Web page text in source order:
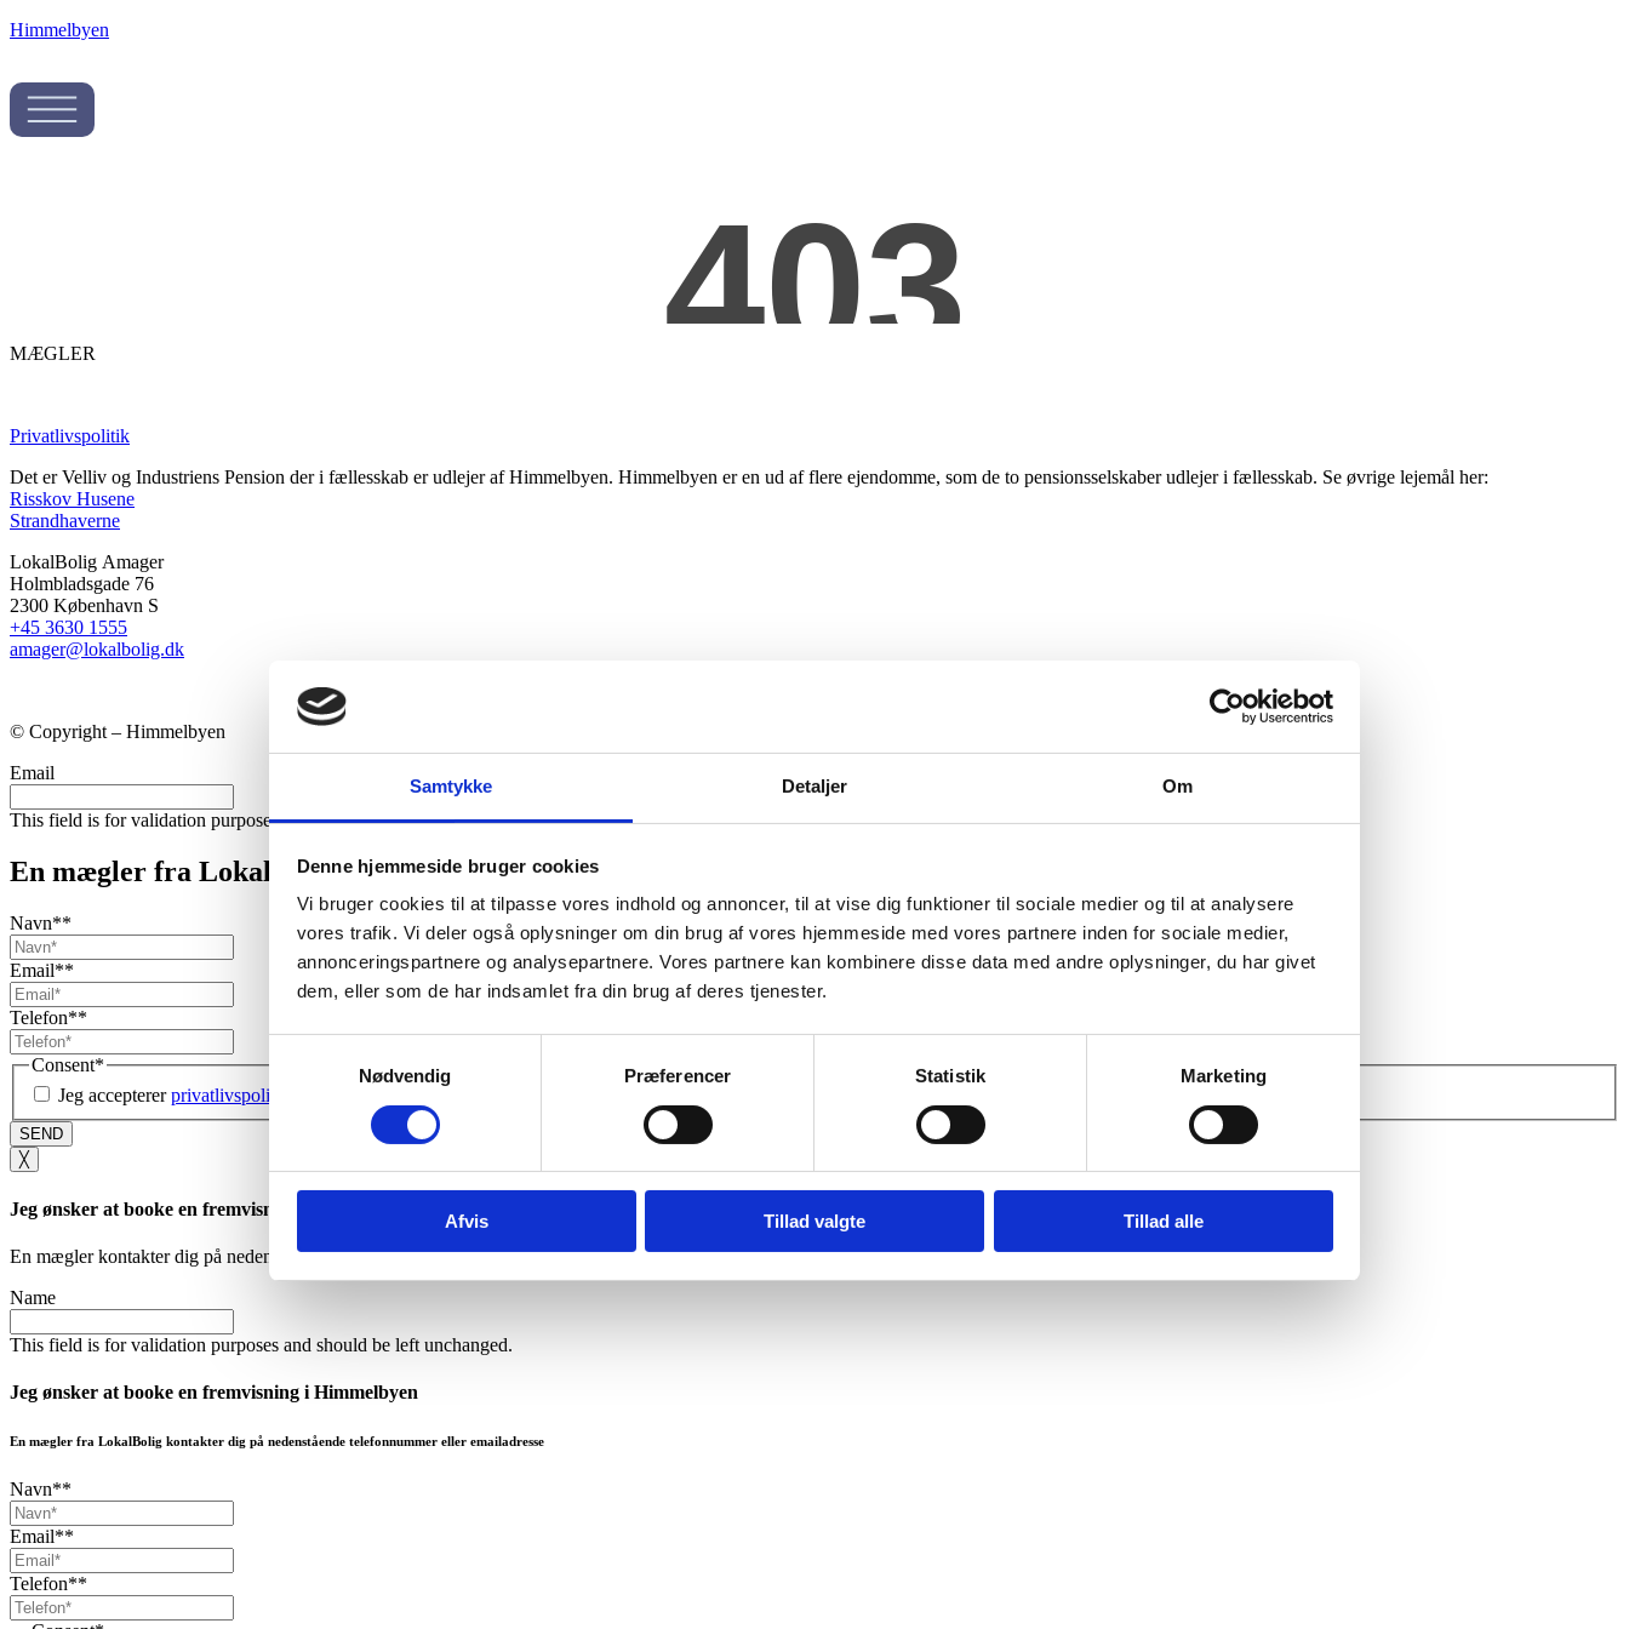
Samtykke Detaljer Om
Denne hjemmeside bruger cookies
Vi bruger cookies til at tilpasse vores indhold og annoncer, til at vise dig funktioner til sociale medier og til at analysere
vores trafik. Vi deler også oplysninger om din brug af vores hjemmeside med vores partnere inden for sociale medier,
annonceringspartnere og analysepartnere. Vores partnere kan kombinere disse data med andre oplysninger, du har givet
dem, eller som de har indsamlet fra din brug af deres tjenester.
Nødvendig
Præferencer Statistik Marketing
Afvis Tillad valgte Tillad alle
Himmelbyen
MÆGLER
Privatlivspolitik
Det er Velliv og Industriens Pension der i fællesskab er udlejer af Himmelbyen. Himmelbyen er en ud af flere ejendomme, som de to pensionsselskaber udlejer i fællesskab. Se øvrige lejemål her:
Risskov Husene
Strandhaverne
LokalBolig Amager
Holmbladsgade 76
2300 København S
+45 3630 1555
amager@lokalbolig.dk
© Copyright – Himmelbyen
Email
This field is for validation purposes and should be left unchanged.
En mægler fra LokalBolig kontakter dig på nedenstående telefonnummer eller emailadresse
Navn**
Email**
Telefon**
Consent*
Jeg acceptererprivatlivspolitikken
╳
Jeg ønsker at booke en fremvisning i Himmelbyen
En mægler kontakter dig på nedenstående telefonnummer eller emailadresse
Name
This field is for validation purposes and should be left unchanged.
Jeg ønsker at booke en fremvisning i Himmelbyen
En mægler fra LokalBolig kontakter dig på nedenstående telefonnummer eller emailadresse
Navn**
Email**
Telefon**